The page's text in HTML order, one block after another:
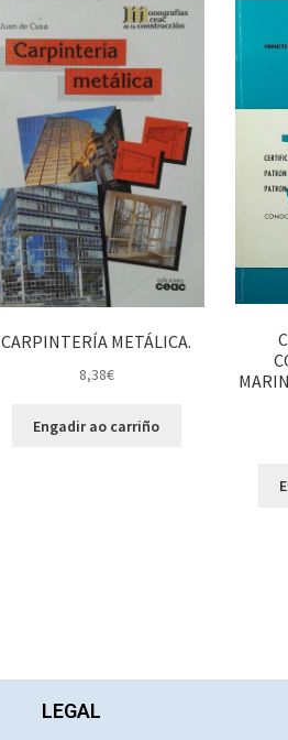
CARPINTERÍA METÁLICA.
8,38€
Engadir ao carriño
LEGAL